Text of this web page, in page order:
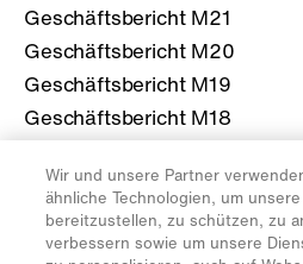
Geschäftsbericht M21
Geschäftsbericht M20
Geschäftsbericht M19
Geschäftsbericht M18
Mehr über die Migros
migros.ch
Wir und unsere Partner
ähnliche Technologien, um
bereitzustellen, zu schützen, zu
verbessern sowie um unsere